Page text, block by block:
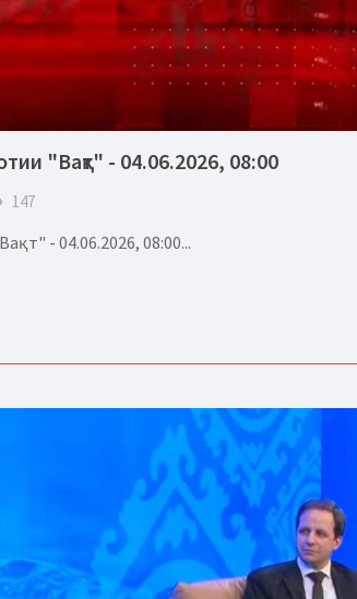
"Вақт" - 04.06.2026, 08:00
147
- 04.06.2026, 08:00...